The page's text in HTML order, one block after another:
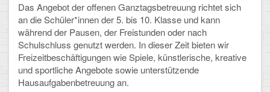
Sekretariat
Ganztagsschule
Schulsozialarbeit
Berufsorientierung
Das Angebot der offenen Ganztagsbetreuung richtet sich
an die Schüler*innen der 5. bis 10. Klasse und kann
während der Pausen, der Freistunden oder nach
Schulschluss genutzt werden. In dieser Zeit bieten wir
Freizeitbeschäftigungen wie Spiele, künstlerische, kreative
und sportliche Angebote sowie unterstützende
Hausaufgabenbetreuung an.